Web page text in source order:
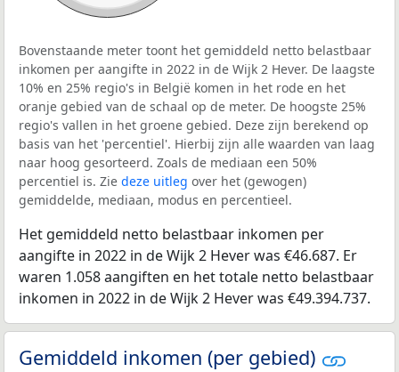
Bovenstaande meter toont het gemiddeld netto belastbaar
inkomen per aangifte in 2022 in de Wijk 2 Hever. De laagste
10% en 25% regio's in België komen in het rode en het
oranje gebied van de schaal op de meter. De hoogste 25%
regio's vallen in het groene gebied. Deze zijn berekend op
basis van het 'percentiel'. Hierbij zijn alle waarden van laag
naar hoog gesorteerd. Zoals de mediaan een 50%
percentiel is. Zie deze uitleg over het (gewogen)
gemiddelde, mediaan, modus en percentieel.
Het gemiddeld netto belastbaar inkomen per
aangifte in 2022 in de Wijk 2 Hever was €46.687. Er
waren 1.058 aangiften en het totale netto belastbaar
inkomen in 2022 in de Wijk 2 Hever was €49.394.737.
Gemiddeld inkomen (per gebied)